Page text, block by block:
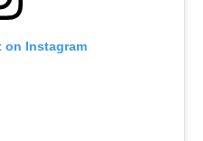
on Instagram